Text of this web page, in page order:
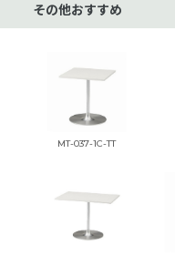
その他おすすめ
MT-037-1C-TT